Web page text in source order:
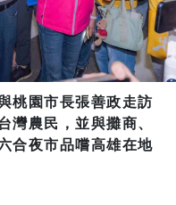
桃園市長張善政走訪
灣農民，並與攤商、
合夜市品嚐高雄在地